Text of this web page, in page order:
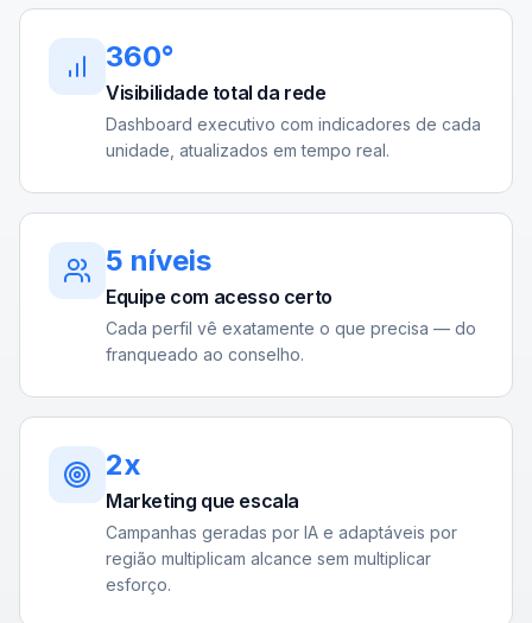
360°
Visibilidade total da rede
Dashboard executivo com indicadores de cada
unidade, atualizados em tempo real.
5 níveis
Equipe com acesso certo
Cada perfil vê exatamente o que precisa — do
franqueado ao conselho.
2x
Marketing que escala
Campanhas geradas por IA e adaptáveis por
região multiplicam alcance sem multiplicar
esforço.